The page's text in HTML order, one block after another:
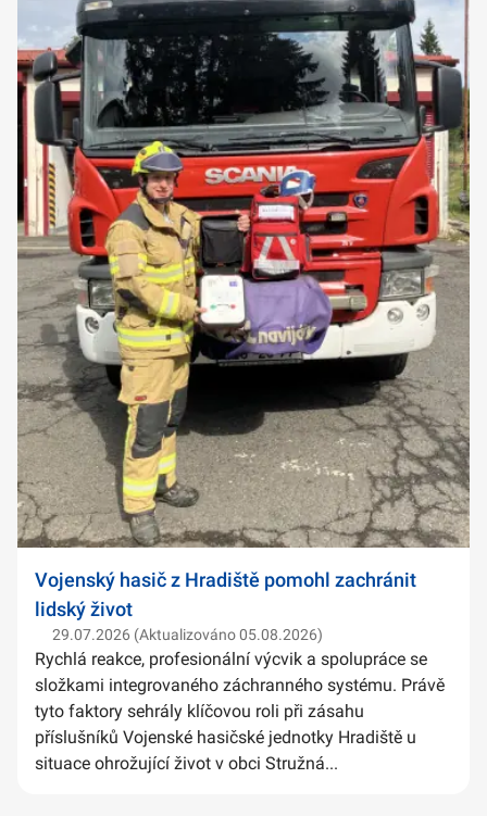
Vojenský hasič z Hradiště pomohl zachránit
lidský život
29.07.2026 (Aktualizováno 05.08.2026)
Rychlá reakce, profesionální výcvik a spolupráce se
složkami integrovaného záchranného systému. Právě
tyto faktory sehrály klíčovou roli při zásahu
příslušníků Vojenské hasičské jednotky Hradiště u
situace ohrožující život v obci Stružná...